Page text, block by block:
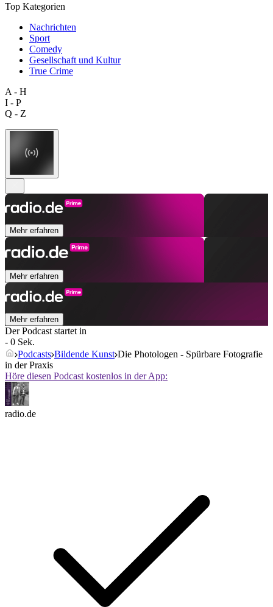
Top Kategorien
Nachrichten
Sport
Comedy
Gesellschaft und Kultur
True Crime
A - H
I - P
Q - Z
Mehr erfahren
Mehr erfahren
Mehr erfahren
Der Podcast startet in
- 0 Sek.
Podcasts Bildende Kunst Die Photologen - Spürbare Fotografie
in der Praxis
Höre diesen Podcast kostenlos in der App:
radio.de